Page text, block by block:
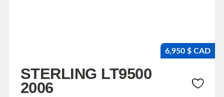
6,950 $ CAD
STERLING LT9500
2006